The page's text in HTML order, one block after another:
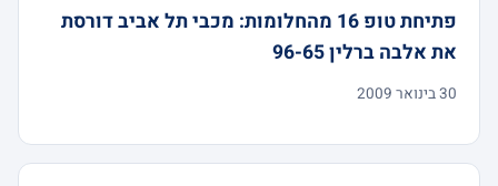
פתיחת טופ 16 מהחלומות: מכבי תל אביב דורסת
את אלבה ברלין 96-65
30 בינואר 2009